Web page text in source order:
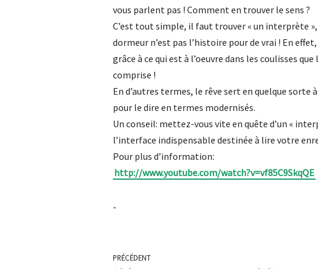
vous parlent pas ! Comment en trouver le sens ?
C’est tout simple, il faut trouver « un interprète
dormeur n’est pas l’histoire pour de vrai ! En
grâce à ce qui est à l’oeuvre dans les coulisses
comprise !
En d’autres termes, le rêve sert en quelque
pour le dire en termes modernisés.
Un conseil: mettez-vous vite en quête d’un «
l’interface indispensable destinée à lire votre
Pour plus d’information:
http://www.youtube.com/watch?v=vf85C9SkqQE
-
PRÉCÉDENT